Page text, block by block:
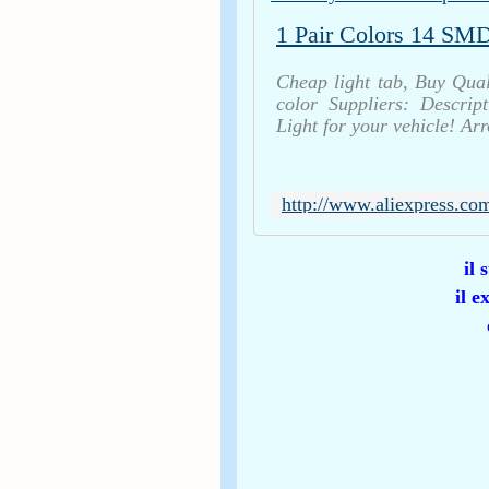
Cheap light tab, Buy
color Suppliers:
Light for your vehicle!
il
il